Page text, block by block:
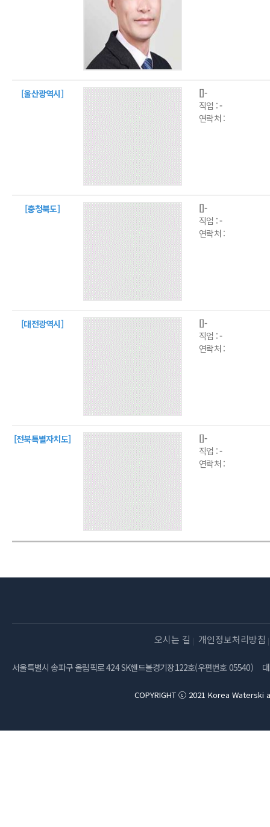
[울산광역시]
[]-
직업 :-
연락처 :
[충청북도]
[]-
직업 :-
연락처 :
[대전광역시]
[]-
직업 :-
연락처 :
[전북특별자치도]
[]-
직업 :-
연락처 :
오시는 길 개인정보처리방침
서울특별시 송파구 올림픽로 424 SK핸드볼경기장122호(우편번호 05540)
COPYRIGHT ⓒ 2021 Korea Waterski